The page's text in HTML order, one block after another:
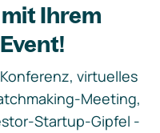
Ihrem
virtuelles
Meeting,
Startup-Gipfel -